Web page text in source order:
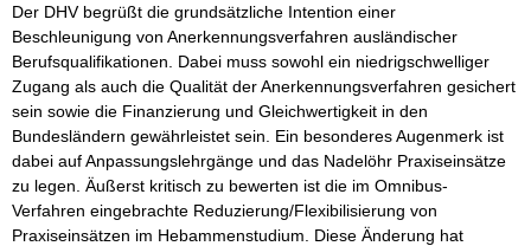
Der DHV begrüßt die grundsätzliche Intention einer
Beschleunigung von Anerkennungsverfahren ausländischer
Berufsqualifikationen. Dabei muss sowohl ein niedrigschwelliger
Zugang als auch die Qualität der Anerkennungsverfahren gesichert
sein sowie die Finanzierung und Gleichwertigkeit in den
Bundesländern gewährleistet sein. Ein besonderes Augenmerk ist
dabei auf Anpassungslehrgänge und das Nadelöhr Praxiseinsätze
zu legen. Äußerst kritisch zu bewerten ist die im Omnibus-
Verfahren eingebrachte Reduzierung/Flexibilisierung von
Praxiseinsätzen im Hebammenstudium. Diese Änderung hat